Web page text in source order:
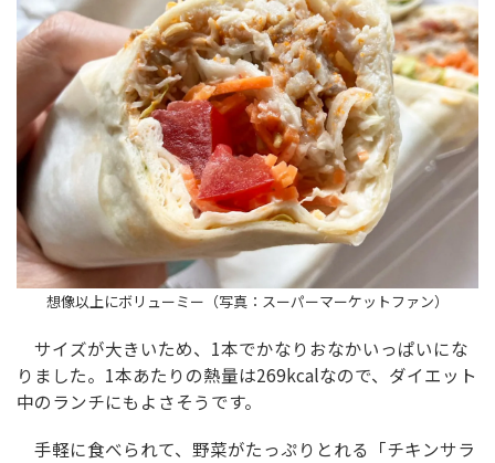
想像以上にボリューミー（写真：スーパーマーケットファン）
サイズが大きいため、1本でかなりおなかいっぱいにな
りました。1本あたりの熱量は269kcalなので、ダイエット
中のランチにもよさそうです。
手軽に食べられて、野菜がたっぷりとれる「チキンサラ